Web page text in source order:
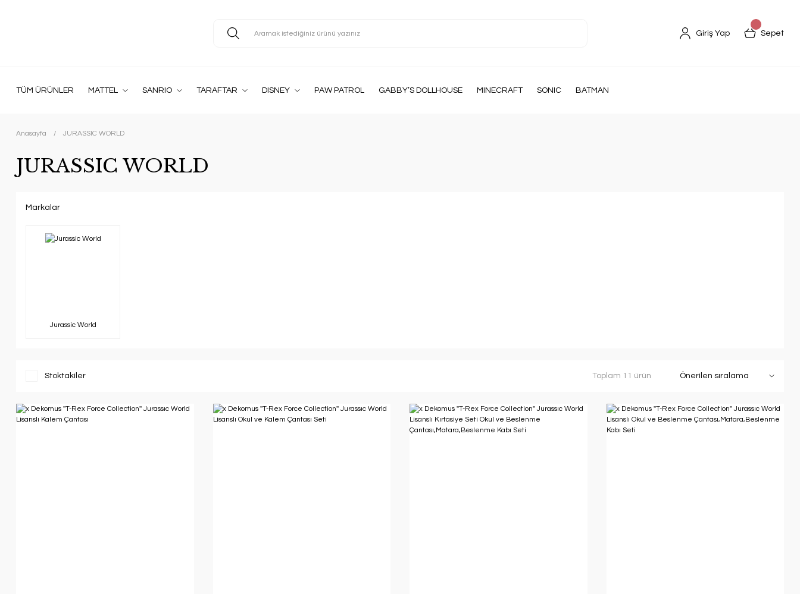
Giriş Yap Sepet
TÜM ÜRÜNLER MATTEL SANRIO TARAFTAR DISNEY PAW PATROL GABBY’S DOLLHOUSE MINECRAFT SONIC BATMAN
Anasayfa JURASSIC WORLD
JURASSIC WORLD
Markalar
Jurassic World
Stoktakiler Toplam 11 ürün